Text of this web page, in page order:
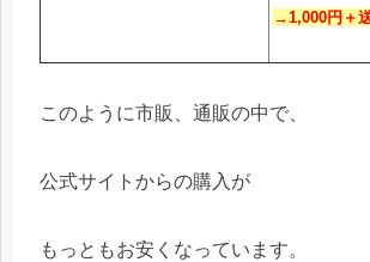
→1,000円＋
このように市販、通販の中で、
公式サイトからの購入が
もっともお安くなっています。